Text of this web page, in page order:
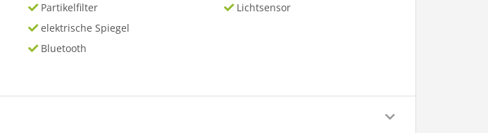
Partikelfilter
elektrische Spiegel
Bluetooth
Lichtsensor